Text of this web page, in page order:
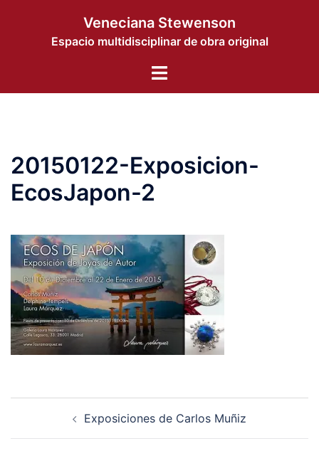
contenido
Veneciana Stewenson
Espacio multidisciplinar de obra original
Alternar
20150122-Exposicion-
EcosJapon-2
Exposiciones de Carlos Muñiz